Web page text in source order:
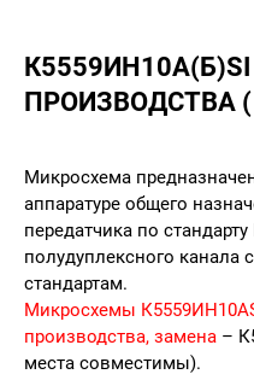
ПРОИЗВОДСТВА (
Микросхема
аппаратуре общего
передатчика по
полудуплексного канала
стандартам.
Микросхемы К5559ИН
производства, замена –
места совместимы).